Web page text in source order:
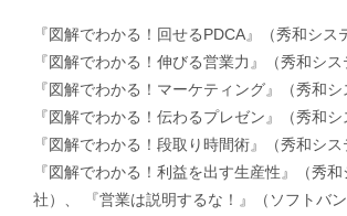
『図解でわかる！回せるPDCA』（秀和シス
『図解でわかる！伸びる営業力』（秀和シス
『図解でわかる！マーケティング』（秀和シ
『図解でわかる！伝わるプレゼン』（秀和シ
『図解でわかる！段取り時間術』（秀和シス
『図解でわかる！利益を出す生産性』（秀
社）、 『営業は説明するな！』（ソフトバ